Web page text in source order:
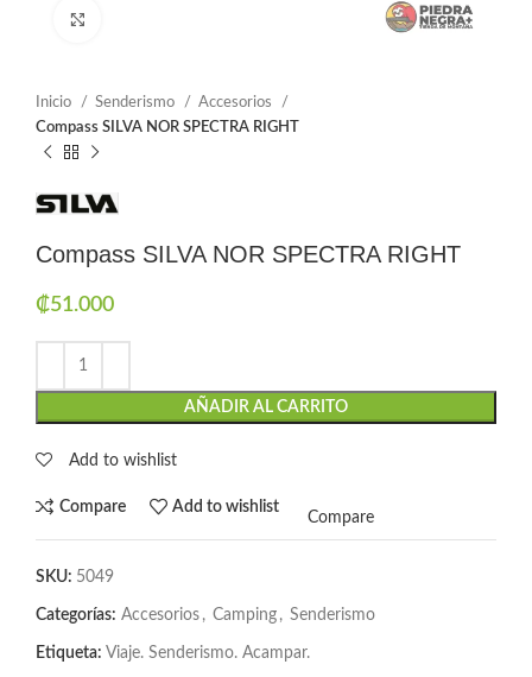
Inicio Senderismo
Accesorios
Compass SILVA NOR SPECTRA RIGHT
Compass SILVA NOR SPECTRA RIGHT
₡51.000
AÑADIR AL CARRITO
Add to wishlist
Compare Add to wishlist
Compare
SKU: 5049
Categorías: Accesorios , Camping , Senderismo
Etiqueta: Viaje. Senderismo. Acampar.